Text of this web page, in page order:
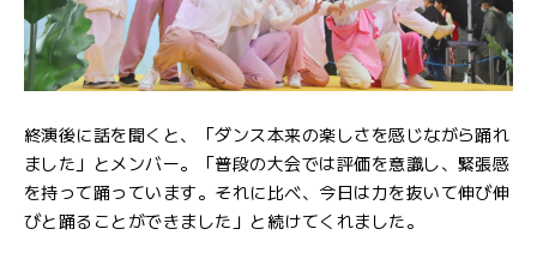
終演後に話を聞くと、「ダンス本来の楽しさを感じながら踊れ
ました」とメンバー。「普段の大会では評価を意識し、緊張感
を持って踊っています。それに比べ、今日は力を抜いて伸び伸
びと踊ることができました」と続けてくれました。